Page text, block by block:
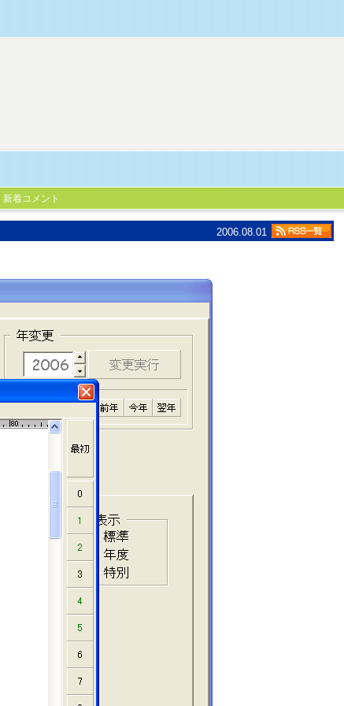
新着コメント
2006.08.01